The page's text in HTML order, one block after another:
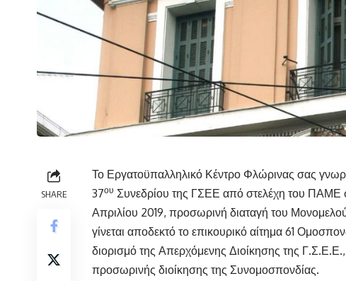
SHARE
Το Εργατοϋπαλληλικό Κέντρο Φλώρινας σας
37ου Συνεδρίου της ΓΣΕΕ από στελέχη του ΠΑΜΕ
Απριλίου 2019, προσωρινή διαταγή του
γίνεται αποδεκτό το επικουρικό αίτημα 61
διορισμό της Απερχόμενης Διοίκησης της
προσωρινής διοίκησης της Συνομοσπονδίας.